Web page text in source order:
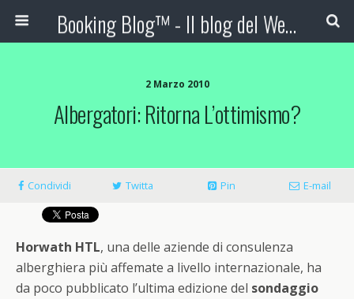
Booking Blog™ - Il blog del Web Marketing Turistico
2 Marzo 2010
Albergatori: Ritorna L’ottimismo?
Condividi Twitta Pin E-mail
Horwath HTL, una delle aziende di consulenza
alberghiera più affemate a livello internazionale, ha
da poco pubblicato l’ultima edizione del sondaggio